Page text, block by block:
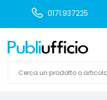
0171.937225